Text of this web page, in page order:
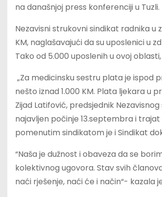
na današnjoj press konferenciji u Tuzli.
Nezavisni strukovni sindikat radnika u
KM, naglašavajući da su uposlenici u
Tako od 5.000 uposlenih u ovoj
„Za medicinsku sestru plata je ispod
nešto iznad 1.000 KM. Plata ljekara u
Zijad Latifović, predsjednik
najavljen počinje 13.septembra i
pomenutim sindikatom je i Sindikat
“Naša je dužnost i obaveza da se
kolektivnog ugovora. Stav svih
naći rješenje, naći će i način“- kazala